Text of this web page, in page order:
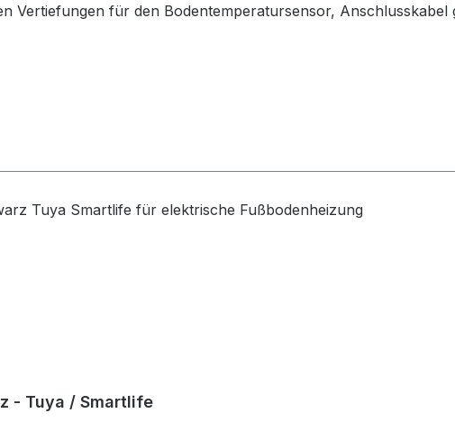
Vertiefungen für den Bodentemperatursensor, Anschlusskabel
- Tuya / Smartlife